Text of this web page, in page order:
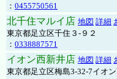
： 0455750561
北千住マルイ店 地図 詳細
東京都足立区千住３-９２
： 0338887571
イオン西新井店 地図 詳細
東京都足立区梅島3-32-7イオ